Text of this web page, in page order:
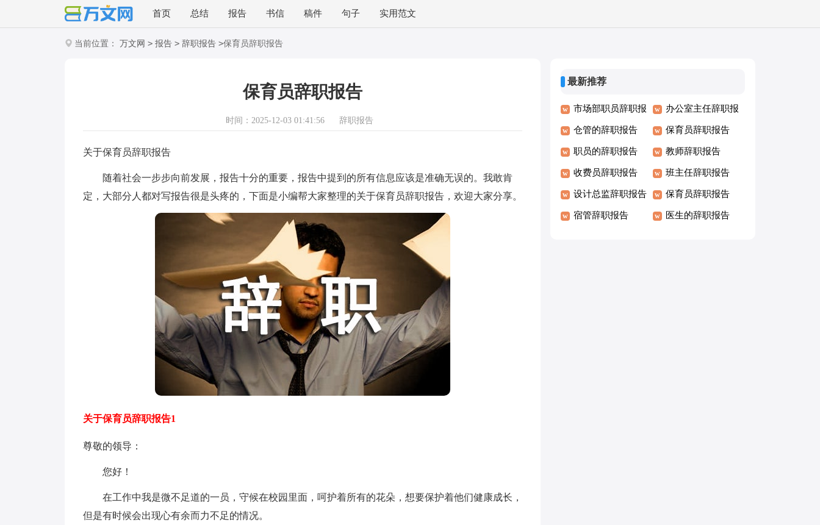
首页 总结 报告 书信 稿件 句子 实用范文
当前位置： 万文网 > 报告 > 辞职报告 >保育员辞职报告
保育员辞职报告
时间：2025-12-03 01:41:56 辞职报告
关于保育员辞职报告
随着社会一步步向前发展，报告十分的重要，报告中提到的所有信息应该是准确无误的。我敢肯
定，大部分人都对写报告很是头疼的，下面是小编帮大家整理的关于保育员辞职报告，欢迎大家分享。
关于保育员辞职报告1
尊敬的领导：
您好！
在工作中我是微不足道的一员，守候在校园里面，呵护着所有的花朵，想要保护着他们健康成长，
但是有时候会出现心有余而力不足的情况。
最新推荐
市场部职员辞职报
告
办公室主任辞职报
告
仓管的辞职报告 保育员辞职报告
职员的辞职报告 教师辞职报告
收费员辞职报告 班主任辞职报告
设计总监辞职报告 保育员辞职报告
宿管辞职报告 医生的辞职报告